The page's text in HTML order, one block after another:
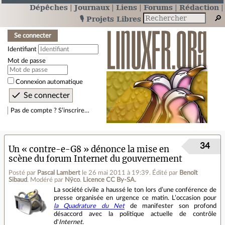
Dépêches Journaux Liens Forums
Rédaction
🎙️ Projets Libres
Se connecter
Identifiant
Mot de passe
Connexion automatique
Pas de compte ? S’inscrire…
Un « contre‐e‐G8 » dénonce la mise en
scène du forum Internet du gouvernement
Posté par Pascal Lambert le 26 mai 2011 à 19:39. Édité par Benoît
Sibaud. Modéré par Nÿco. Licence CC By‑SA.
34
La société civile a haussé le ton lors d’une conférence de
presse organisée en urgence ce matin. L’occasion pour
la Quadrature du Netde manifester son profond
désaccord avec la politique actuelle de contrôle
d'Internet.